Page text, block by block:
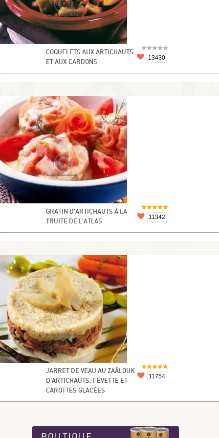
COQUELETS AUX ARTICHAUTS
ET AUX CARDONS
13430
GRATIN D’ARTICHAUTS À LA
TRUITE DE L’ATLAS
11342
JARRET DE VEAU AU ZAÂLOUK
D’ARTICHAUTS, FÉVETTE ET
CAROTTES GLACÉES
11754